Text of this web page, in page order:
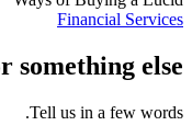
Financial Services
else?
Tell us in a few words.